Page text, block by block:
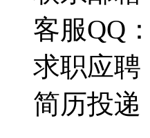
客服QQ
求职应聘
简历投递